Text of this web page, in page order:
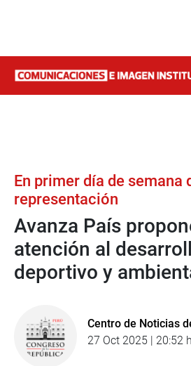
En primer día de semana
representación
Avanza País
atención al
deportivo y
Centro de Noticias
27 Oct 2025 | 20:52 h